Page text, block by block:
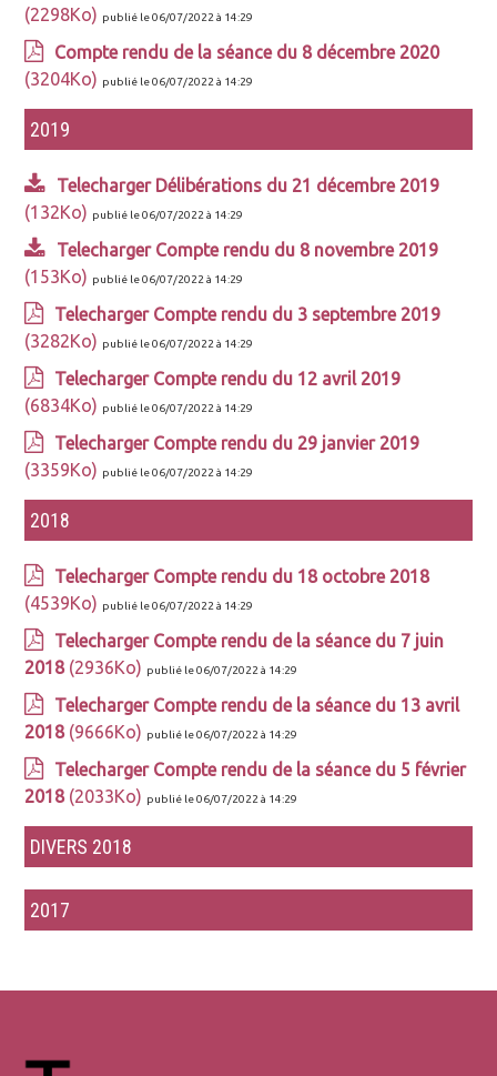
(2298Ko) publié le 06/07/2022 à 14:29
Compte rendu de la séance du 8 décembre 2020
(3204Ko) publié le 06/07/2022 à 14:29
2019
Telecharger Délibérations du 21 décembre 2019
(132Ko) publié le 06/07/2022 à 14:29
Telecharger Compte rendu du 8 novembre 2019
(153Ko) publié le 06/07/2022 à 14:29
Telecharger Compte rendu du 3 septembre 2019
(3282Ko) publié le 06/07/2022 à 14:29
Telecharger Compte rendu du 12 avril 2019
(6834Ko) publié le 06/07/2022 à 14:29
Telecharger Compte rendu du 29 janvier 2019
(3359Ko) publié le 06/07/2022 à 14:29
2018
Telecharger Compte rendu du 18 octobre 2018
(4539Ko) publié le 06/07/2022 à 14:29
Telecharger Compte rendu de la séance du 7 juin
2018(2936Ko) publié le 06/07/2022 à 14:29
Telecharger Compte rendu de la séance du 13 avril
2018(9666Ko) publié le 06/07/2022 à 14:29
Telecharger Compte rendu de la séance du 5 février
2018(2033Ko) publié le 06/07/2022 à 14:29
DIVERS 2018
2017